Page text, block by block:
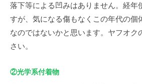
落下等による凹みはありません。経年
すが、気になる傷もなくこの年代の個
なのではないかと思います。ヤフオク
さい。
②光学系付着物